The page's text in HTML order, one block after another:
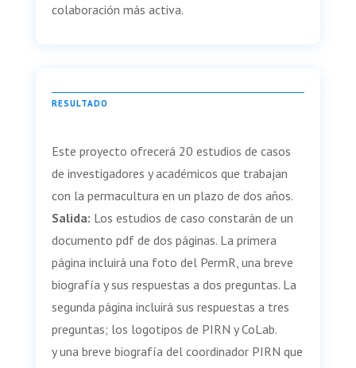
colaboración más activa.
RESULTADO
Este proyecto ofrecerá 20 estudios de casos
de investigadores y académicos que trabajan
con la permacultura en un plazo de dos años.
Salida: Los estudios de caso constarán de un
documento pdf de dos páginas. La primera
página incluirá una foto del PermR, una breve
biografía y sus respuestas a dos preguntas. La
segunda página incluirá sus respuestas a tres
preguntas; los logotipos de PIRN y CoLab.
y una breve biografía del coordinador PIRN que